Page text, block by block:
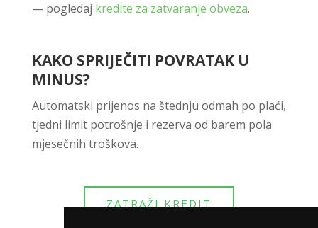
— pogledaj kredite za zatvaranje obveza.
KAKO SPRIJEČITI POVRATAK U
MINUS?
Automatski prijenos na štednju odmah po plaći,
tjedni limit potrošnje i rezerva od barem pola
mjesečnih troškova.
ZATRAŽI KREDIT